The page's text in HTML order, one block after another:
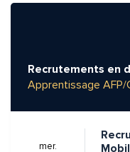
Recrutements en
Apprentissage AFP/
mer.